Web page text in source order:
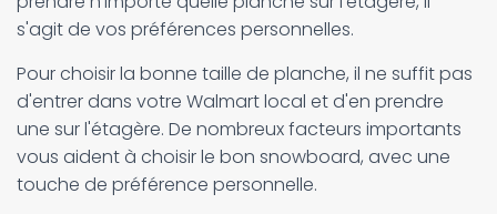
s'agit de vos préférences personnelles.
Pour choisir la bonne taille de planche, il ne suffit pas
d'entrer dans votre Walmart local et d'en prendre
une sur l'étagère. De nombreux facteurs importants
vous aident à choisir le bon snowboard, avec une
touche de préférence personnelle.